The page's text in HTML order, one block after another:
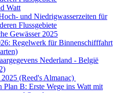
Watt
und Niedrigwasserzeiten für
Flussgebiete
Gewässer 2025
Regelwerk für Binnenschifffahrt
Nederland - België
(Reed's Almanac)
Plan B: Erste Wege ins Watt mit